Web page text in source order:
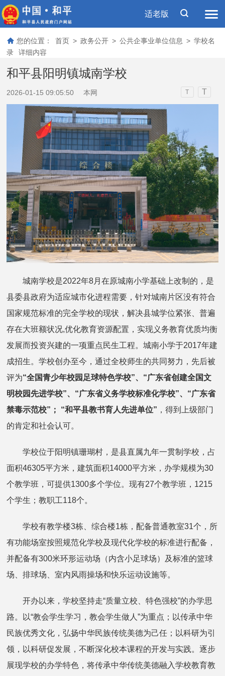
适老版
您的位置： 首页 > 政务公开 > 公共企事业单位信息 > 学校名
录
详细内容
和平县阳明镇城南学校
2026-01-15 09:05:50 本网 T T
城南学校是2022年8月在原城南小学基础上改制的，是
县委县政府为适应城市化进程需要，针对城南片区没有符合
国家规范标准的完全学校的现状，解决县城学位紧张、普遍
存在大班额状况,优化教育资源配置，实现义务教育优质均衡
发展而投资兴建的一项重点民生工程。城南小学于2017年建
成招生。学校创办至今，通过全校师生的共同努力，先后被
评为“全国青少年校园足球特色学校”、“广东省创建全国文
明校园先进学校”、“广东省义务学校标准化学校”、“广东省
禁毒示范校”； “和平县教书育人先进单位” ，得到上级部门
的肯定和社会认可。
学校位于阳明镇珊瑚村，是县直属九年一贯制学校，占
面积46305平方米，建筑面积14000平方米，办学规模为30
个教学班，可提供1300多个学位。现有27个教学班，1215
个学生；教职工118个。
学校有教学楼3栋、综合楼1栋，配备普通教室31个，所
有功能场室按照规范化学校及现代化学校的标准进行配备，
并配备有300米环形运动场（内含小足球场）及标准的篮球
场、排球场、室内风雨操场和快乐运动设施等。
开办以来，学校坚持走“质量立校、特色强校”的办学思
路。以“教会学生学习，教会学生做人”为重点；以传承中华
民族优秀文化，弘扬中华民族传统美德为己任；以科研为引
领，以科研促发展，不断深化校本课程的开发与实践。逐步
展现学校的办学特色，将传承中华传统美德融入学校教育教